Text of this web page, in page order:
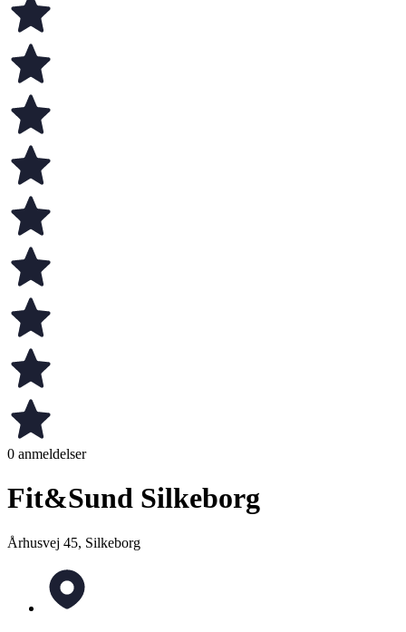
0 anmeldelser
Fit&Sund Silkeborg
Århusvej 45, Silkeborg